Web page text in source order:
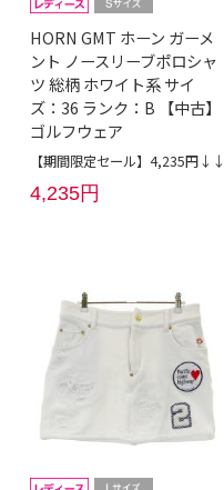
HORN GMT ホーン ガーメ
ント ノースリーブポロシャ
ツ 総柄 ホワイト系 サイ
ズ：36 ランク：B 【中古】
ゴルフウェア
【期間限定セール】4,235円↓↓
4,235円